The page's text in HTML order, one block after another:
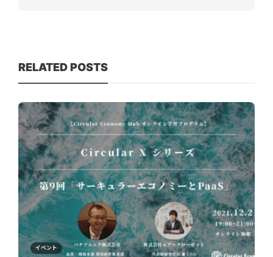
RELATED POSTS
イベント